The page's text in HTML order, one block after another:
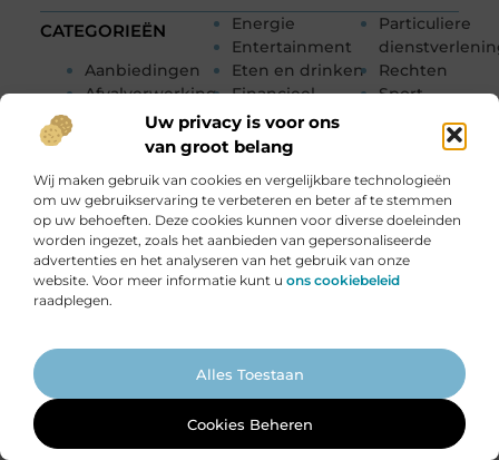
Uw privacy is voor ons
van groot belang
Wij maken gebruik van cookies en vergelijkbare technologieën
om uw gebruikservaring te verbeteren en beter af te stemmen
op uw behoeften. Deze cookies kunnen voor diverse doeleinden
worden ingezet, zoals het aanbieden van gepersonaliseerde
advertenties en het analyseren van het gebruik van onze
website. Voor meer informatie kunt u ons cookiebeleid
raadplegen.
Alles Toestaan
Cookies Beheren
Ga Naar
CATEGORIEËN
Aanbiedingen
Afvalverwerking
Alarmsysteem
Auto's en
Banen en
opleidingen
Beauty en
verzorging
Bedrijven
Bloemen
Boeken en
Cadeau
Dienstverlening
Dieren
Energie
Entertainment
Eten en drinken
Financieel
Gezondheid
Groothandel
tijd
Horeca
Huishoudelijk
Internet
marketing
Management
Marketing
Meubels
Mode en
Kleding
Particuliere
Rechten
Sport
Tweewielers
Vakantie
Verbouwen
Vervoer en
transport
Woningen
Zakelijke
Zorg